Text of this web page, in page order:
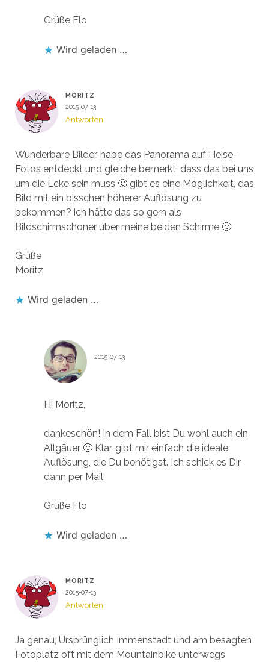
Grüße Flo
Wird geladen …
MORITZ
2015-07-13
Antworten
Wunderbare Bilder, habe das Panorama auf Heise-
Fotos entdeckt und gleiche bemerkt, dass das bei uns
um die Ecke sein muss 🙂 gibt es eine Möglichkeit, das
Bild mit ein bisschen höherer Auflösung zu
bekommen? ich hätte das so gern als
Bildschirmschoner über meine beiden Schirme 🙂
Grüße
Moritz
Wird geladen …
2015-07-13
Hi Moritz,
dankeschön! In dem Fall bist Du wohl auch ein
Allgäuer 🙂 Klar, gibt mir einfach die ideale
Auflösung, die Du benötigst. Ich schick es Dir
dann per Mail.
Grüße Flo
Wird geladen …
MORITZ
2015-07-13
Antworten
Ja genau, Ursprünglich Immenstadt und am besagten
Fotoplatz oft mit dem Mountainbike unterwegs